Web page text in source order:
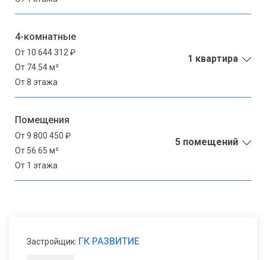
4-комнатные
От 10 644 312 ₽
От 74.54 м²
От 8 этажа
1 квартира
Помещения
От 9 800 450 ₽
От 56.65 м²
От 1 этажа
5 помещений
Застройщик: ГК РАЗВИТИЕ